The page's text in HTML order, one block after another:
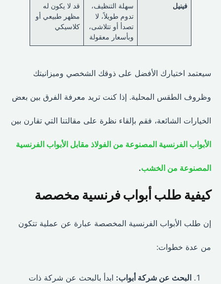
فينيل
سهلة التنظيف،
تدوم طويلاً، لا
تصدأ أو تتلاشى،
وبأسعار معقولة
قد لا يكون له
مظهر طبيعي أو
كلاسيكي
سيعتمد اختيارك الأفضل على ذوقك الشخصي وميزانيتك
وظروف الطقس المحلية. إذا كنت تريد معرفة الفرق بين بعض
الخيارات الشائعة، فقم بإلقاء نظرة على مقالتنا التي تقارن بين
الأبواب الفرنسية المصنوعة من الفولاذ مقابل الأبواب الفرنسية
المصنوعة من الخشب.
كيفية طلب أبواب فرنسية مخصصة
إن طلب الأبواب الفرنسية المخصصة عبارة عن عملية تتكون
من عدة خطوات:
البحث عن شركة أبواب:ابدأ بالبحث عن شركة ذات